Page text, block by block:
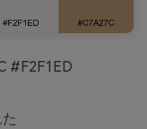
#F2F1ED